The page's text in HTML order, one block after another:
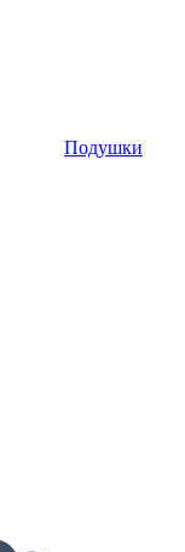
Подушки